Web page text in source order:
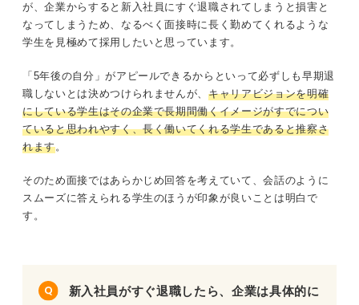
が、企業からすると新入社員にすぐ退職されてしまうと損害と
なってしまうため、なるべく面接時に長く勤めてくれるような
学生を見極めて採用したいと思っています。
「5年後の自分」がアピールできるからといって必ずしも早期退
職しないとは決めつけられませんが、キャリアビジョンを明確
にしている学生はその企業で長期間働くイメージがすでについ
ていると思われやすく、長く働いてくれる学生であると推察さ
れます。
そのため面接ではあらかじめ回答を考えていて、会話のように
スムーズに答えられる学生のほうが印象が良いことは明白で
す。
新入社員がすぐ退職したら、企業は具体的に